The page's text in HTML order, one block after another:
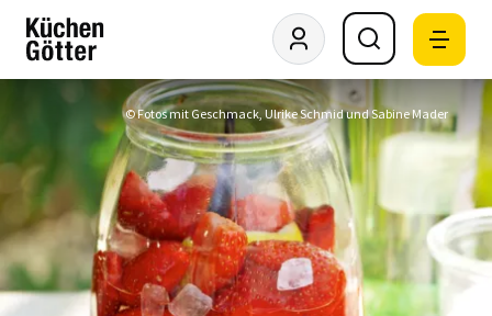
© Fotos mit Geschmack, Ulrike Schmid und Sabine Mader